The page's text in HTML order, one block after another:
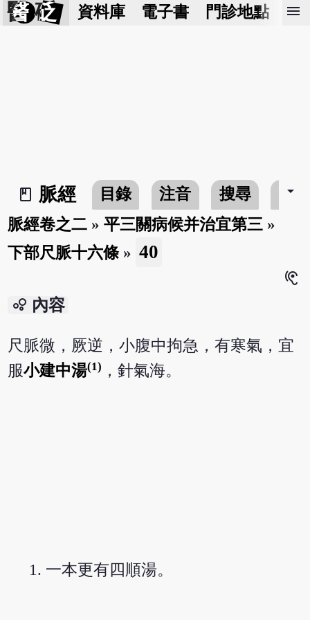
醫 砭 資料庫 電子書 門診地點 預
menu
book_2
脈經 目錄 注音 搜尋 書介
arrow_drop_down
脈經卷之二 »平三關病候并治宜第三 »
下部尺脈十六條 » 40
hearing
bubble_chart 內容
尺脈微，厥逆，小腹中拘急，有寒氣，宜
服小建中湯(1) ，針氣海。
一本更有四順湯。